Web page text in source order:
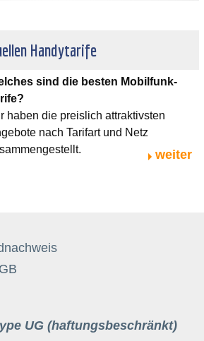
Handytarife
sind die besten Mobilfunk-
haben die preislich attraktivsten
nach Tarifart und Netz
weiter
UG (haftungsbeschränkt)